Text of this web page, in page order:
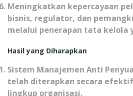
Meningkatkan kepercayaan
bisnis, regulator, dan
melalui penerapan tata kelola
Hasil yang Diharapkan
Sistem Manajemen Anti
telah diterapkan secara
lingkup organisasi.